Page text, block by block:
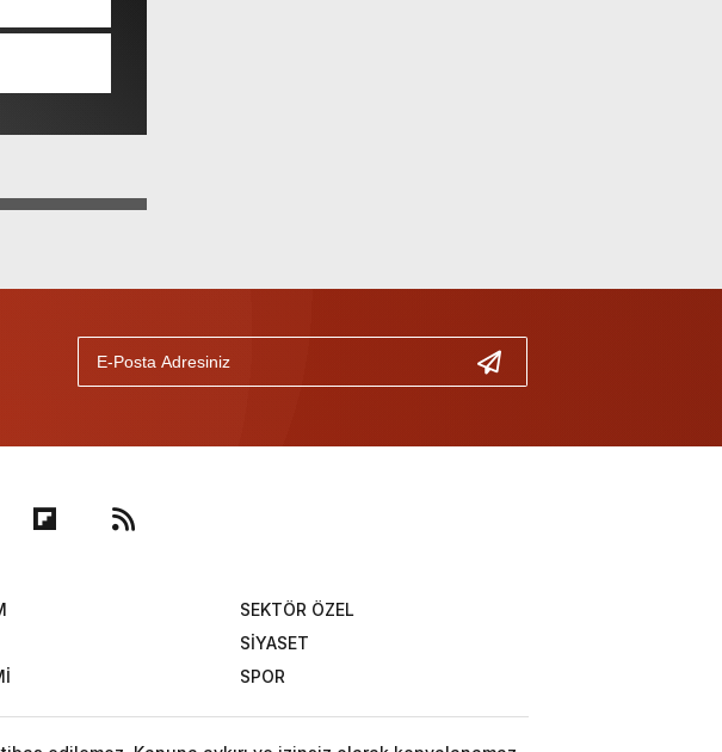
SEKTÖR ÖZEL
SİYASET
SPOR